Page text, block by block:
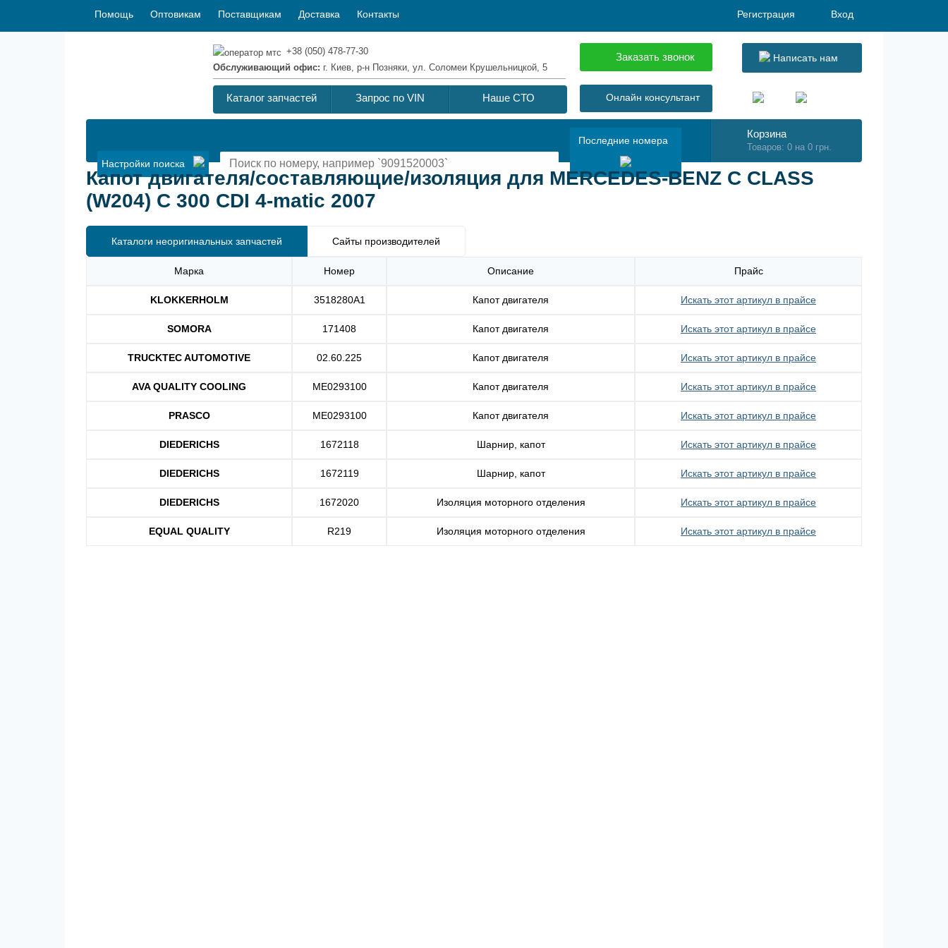
Помощь Оптовикам Поставщикам Доставка Контакты Регистрация Вход
+38 (050) 478-77-30
Обслуживающий офис: г. Киев, р-н Позняки, ул. Соломеи Крушельницкой, 5
Каталог запчастей Запрос по VIN Наше СТО
Написать нам
Заказать звонок
Онлайн консультант
Настройки поиска
Последние номера
Корзина
Товаров: 0 на 0 грн.
Капот двигателя/составляющие/изоляция для MERCEDES-BENZ C CLASS
(W204) C 300 CDI 4-matic 2007
Каталоги неоригинальных запчастей Сайты производителей
Марка Номер Описание Прайс
KLOKKERHOLM 3518280A1 Капот двигателя Искать этот артикул в прайсе
SOMORA 171408 Капот двигателя Искать этот артикул в прайсе
TRUCKTEC AUTOMOTIVE 02.60.225 Капот двигателя Искать этот артикул в прайсе
AVA QUALITY COOLING ME0293100 Капот двигателя Искать этот артикул в прайсе
PRASCO ME0293100 Капот двигателя Искать этот артикул в прайсе
DIEDERICHS 1672118 Шарнир, капот Искать этот артикул в прайсе
DIEDERICHS 1672119 Шарнир, капот Искать этот артикул в прайсе
DIEDERICHS 1672020 Изоляция моторного отделения Искать этот артикул в прайсе
EQUAL QUALITY R219 Изоляция моторного отделения Искать этот артикул в прайсе